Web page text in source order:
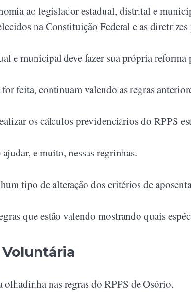
ao legislador estadual, distrital e
na Constituição Federal e as
e municipal deve fazer sua própria
feita, continuam valendo as regras
os cálculos previdenciários do RPPS
e muito, nessas regrinhas.
tipo de alteração dos critérios de
que estão valendo mostrando quais
olhadinha nas regras do RPPS de Osório.